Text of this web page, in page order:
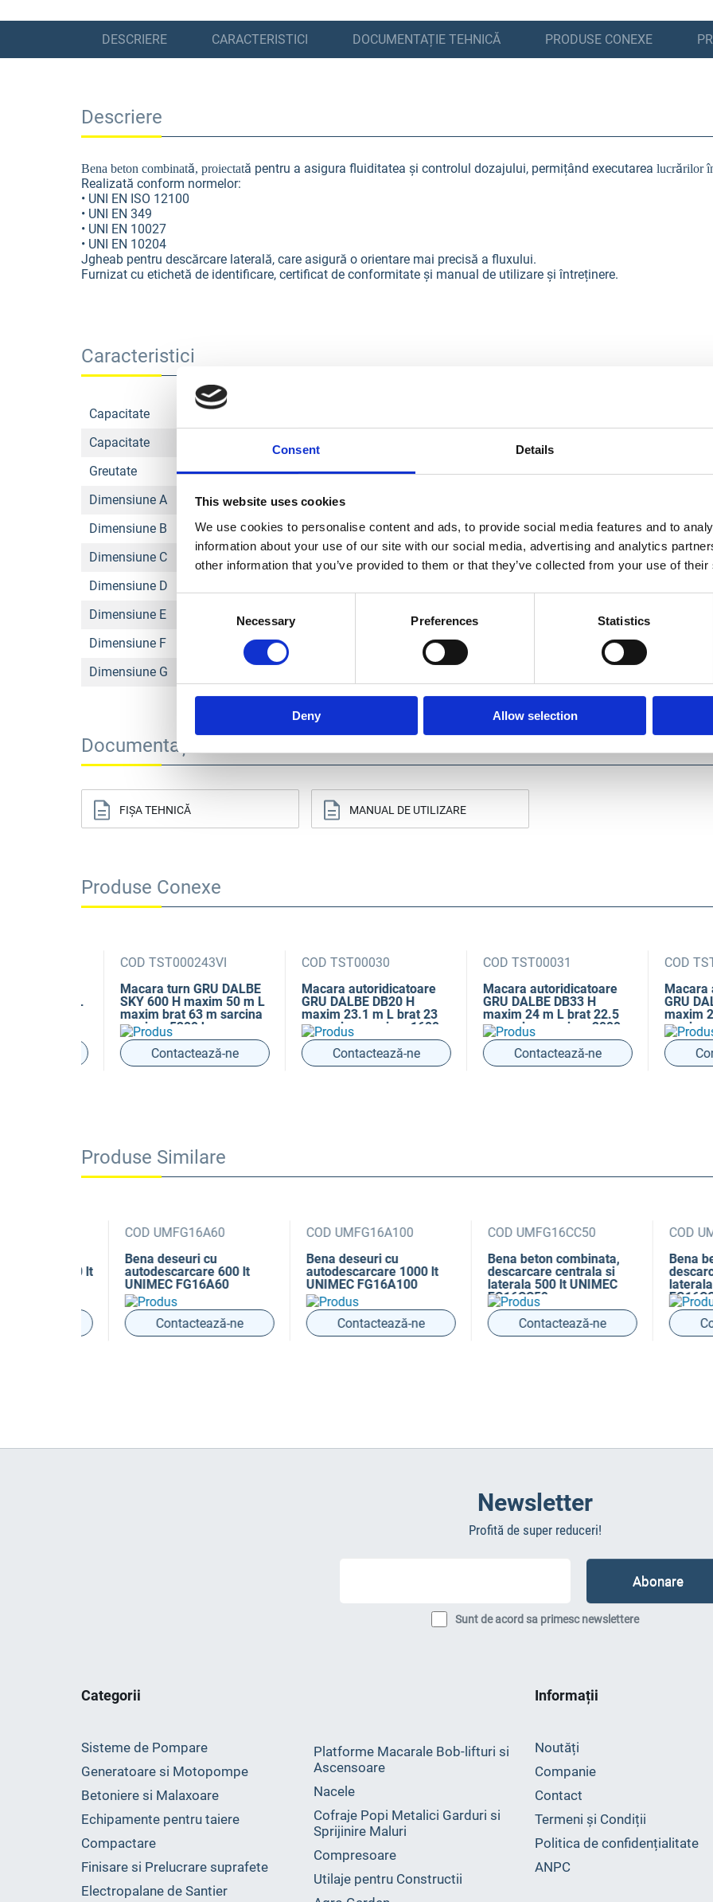
Consent Details
This website uses cookies
We use cookies to personalise content and ads, to provide social media features and to
information about your use of our site with our social media, advertising and analytics
other information that you’ve provided to them or that they’ve collected from your use of
Necessary Preferences Statistics
Deny Allow selection
DESCRIERE CARACTERISTICI DOCUMENTAȚIE TEHNICĂ PRODUSE CONEXE
Descriere
Bena beton combinată, proiectată pentru a asigura fluiditatea și controlul dozajului, permițând executarea lucrărilor
Realizată conform normelor:
• UNI EN ISO 12100
• UNI EN 349
• UNI EN 10027
• UNI EN 10204
Jgheab pentru descărcare laterală, care asigură o orientare mai precisă a fluxului.
Furnizat cu etichetă de identificare, certificat de conformitate și manual de utilizare și întreținere.
Caracteristici
Capacitate
Capacitate
100 kg
Greutate
99 kg
Dimensiune A
Dimensiune B
210 mm
Dimensiune C
790 mm
Dimensiune D
Dimensiune E
Dimensiune F
Dimensiune G
Documentație tehnică
FIȘA TEHNICĂ MANUAL DE UTILIZARE
Produse Conexe
COD TST000243VI
Macara turn GRU DALBE
SKY 600 H maxim 50 m L
maxim brat 63 m sarcina
maxima 5200 kg
Contactează-ne
COD TST00030
Macara autoridicatoare
GRU DALBE DB20 H
maxim 23.1 m L brat 23
m sarcina maxima 1600
Contactează-ne
COD TST00031
Macara autoridicatoare
GRU DALBE DB33 H
maxim 24 m L brat 22.5
m sarcina maxima 2000
Contactează-ne
COD
Macara
GRU
maxim 27
sarcina
Produse Similare
COD UMFG16A60
Bena deseuri cu
autodescarcare 600 lt
UNIMEC FG16A60
Contactează-ne
COD UMFG16A100
Bena deseuri cu
autodescarcare 1000 lt
UNIMEC FG16A100
Contactează-ne
COD UMFG16CC50
Bena beton combinata,
descarcare centrala si
laterala 500 lt UNIMEC
FG16CC50
Contactează-ne
COD
Bena
laterala
FG16CC75
Newsletter
Profită de super reduceri!
Sunt de acord sa primesc newslettere
Categorii
Sisteme de Pompare
Generatoare si Motopompe
Betoniere si Malaxoare
Echipamente pentru taiere
Compactare
Finisare si Prelucrare suprafete
Electropalane de Santier
Platforme Macarale Bob-lifturi si
Ascensoare
Nacele
Cofraje Popi Metalici Garduri si
Sprijinire Maluri
Compresoare
Utilaje pentru Constructii
Informații
Noutăți
Companie
Contact
Termeni și Condiții
Politica de confidențialitate
ANPC